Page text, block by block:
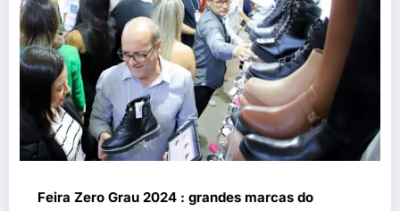
Feira Zero Grau 2024 : grandes marcas do